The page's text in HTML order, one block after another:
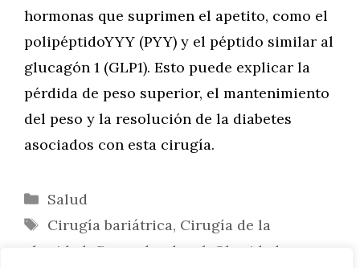
hormonas que suprimen el apetito, como el
polipéptidoYYY (PYY) y el péptido similar al
glucagón 1 (GLP1). Esto puede explicar la
pérdida de peso superior, el mantenimiento
del peso y la resolución de la diabetes
asociados con esta cirugía.
Categorías
Salud
Etiquetas
Cirugía bariátrica, Cirugía de la
obesidad
Cruce duodenal
Obesidad